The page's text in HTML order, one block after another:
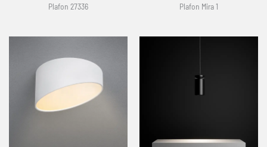
Plafon 27336 Plafon Mira 1